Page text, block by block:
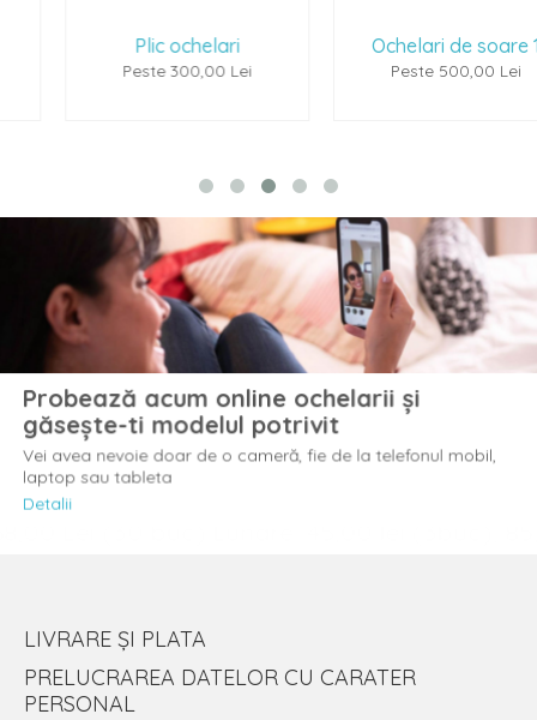
Plic ochelari
Peste 300,00 Lei
Ochelari de soare 1
Peste 500,00 Lei
Probează acum online ochelarii și
găsește-ti modelul potrivit
Vei avea nevoie doar de o cameră, fie de la telefonul mobil,
laptop sau tableta
Detalii
LIVRARE ȘI PLATA
PRELUCRAREA DATELOR CU CARATER
PERSONAL